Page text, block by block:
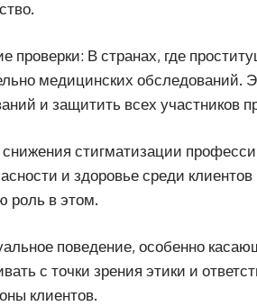
проверки: В странах, где
медицинских обследований.
и защитить всех участников
стигматизации
и здоровье среди
роль в этом.
поведение, особенно
с точки зрения этики и
клиентов.